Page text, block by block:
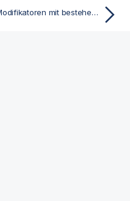
Modifikatoren mit bestehenden Feldwertdefinitionen